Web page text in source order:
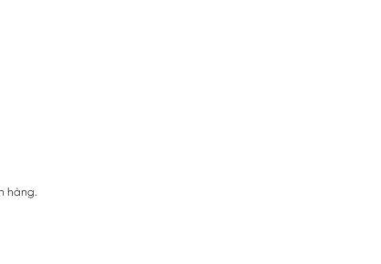
hàng.